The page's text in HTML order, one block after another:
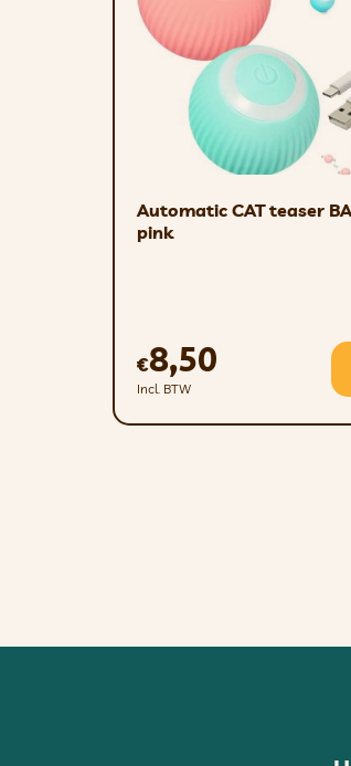
Vochtgehalte 82%,
Additieven/1 kg
Nutritionele
koelkast bewaren en
Automatic CAT teaser
pink
€8,50
Incl. BTW